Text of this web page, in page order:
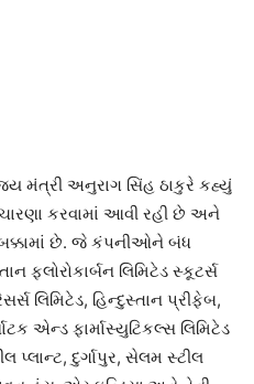
મંત્રી અનુરાગ સિંહ ઠાકુરે કહ્યું
કરવામાં આવી રહી છે અને
તબક્કામાં છે. જે કંપનીઓને બંધ
ફ્લોરોકાર્બન લિમિટેડ સ્કૂટર્સ
લિમિટેડ, હિન્દુસ્તાન પ્રીફેબ,
એન્ડ ફાર્માસ્યુટિકલ્સ લિમિટેડ
દુર્ગાપુર, સેલમ સ્ટીલ